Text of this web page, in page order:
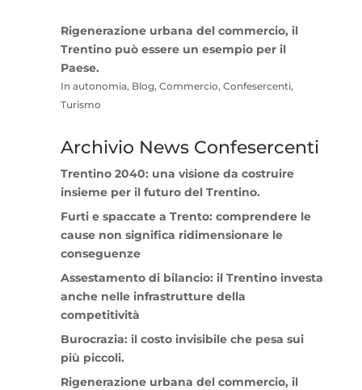
Rigenerazione urbana del commercio, il
Trentino può essere un esempio per il
Paese.
In autonomia, Blog, Commercio, Confesercenti,
Turismo
Archivio News Confesercenti
Trentino 2040: una visione da costruire
insieme per il futuro del Trentino.
Furti e spaccate a Trento: comprendere le
cause non significa ridimensionare le
conseguenze
Assestamento di bilancio: il Trentino investa
anche nelle infrastrutture della
competitività
Burocrazia: il costo invisibile che pesa sui
più piccoli.
Rigenerazione urbana del commercio, il